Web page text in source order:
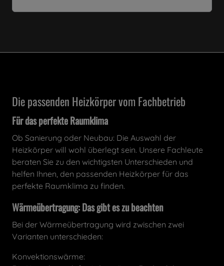
Die passenden Heizkörper vom Fachbetrieb
Für das perfekte Raumklima
Ob Sanierung oder Neubau: Die Auswahl der
Heizkörper will wohl überlegt sein. Unsere Fachleute
beraten Sie zu den wichtigsten Unterschieden und
helfen Ihnen, den passenden Heizkörper für das
perfekte Raumklima zu finden.
Wärmeübertragung: Das gibt es zu beachten
Bei der Wärmeübertragung wird zwischen zwei
Varianten unterschieden:
Konvektionswärme: